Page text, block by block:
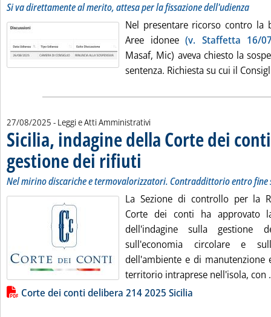
Si va direttamente al merito, attesa per la fissazione dell'udienza
Nel presentare ricorso contro la
Aree idonee(v. Staffetta 16/
Masaf, Mic) aveva chiesto la
sentenza. Richiesta su cui il
27/08/2025 - Leggi e Atti Amministrativi
Sicilia, indagine della Corte dei
gestione dei rifiuti
Nel mirino discariche e termovalorizzatori. Contraddittorio entro fine
La Sezione di controllo per la
Corte dei conti ha approvato
dell'indagine sulla
sull'economia circolare e
dell'ambiente e di manutenzione
territorio intraprese nell'isola, con
Lista allegati PDF alla notizia
Corte dei conti delibera 214 2025 Sicilia